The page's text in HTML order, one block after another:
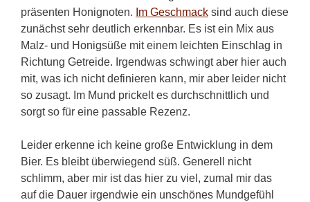
präsenten Honignoten. Im Geschmack sind auch diese
zunächst sehr deutlich erkennbar. Es ist ein Mix aus
Malz- und Honigsüße mit einem leichten Einschlag in
Richtung Getreide. Irgendwas schwingt aber hier auch
mit, was ich nicht definieren kann, mir aber leider nicht
so zusagt. Im Mund prickelt es durchschnittlich und
sorgt so für eine passable Rezenz.
Leider erkenne ich keine große Entwicklung in dem
Bier. Es bleibt überwiegend süß. Generell nicht
schlimm, aber mir ist das hier zu viel, zumal mir das
auf die Dauer irgendwie ein unschönes Mundgefühl